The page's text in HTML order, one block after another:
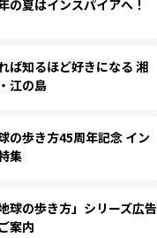
の夏はインスパイアへ！
ば知るほど好きになる 湘
江の島
の歩き方45周年記念 イン
集
地球の歩き方」シリーズ広告
案内